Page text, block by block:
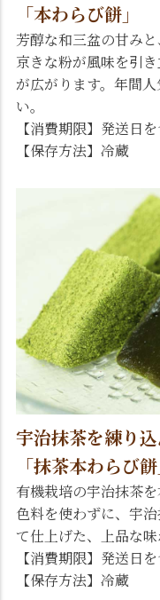
「本わらび餅」
芳醇な和三盆の甘み
京きな粉が風味を引
が広がります。年間
い。
【消費期限】発送日
【保存方法】冷蔵
宇治抹茶を練り
「抹茶本わらび餅
有機栽培の宇治抹茶
色料を使わずに、宇
て仕上げた、上品な味
【消費期限】発送日
【保存方法】冷蔵